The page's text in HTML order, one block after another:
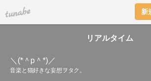
tuna.be 新
リアルタイム
＼(*＾p＾*)／
音楽と猫好きな妄想ヲタク。